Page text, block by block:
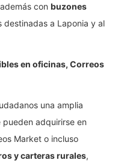
con buzones
destinadas a Laponia y al
en oficinas, Correos
una amplia
pueden adquirirse en
Market o incluso
y carteras rurales,